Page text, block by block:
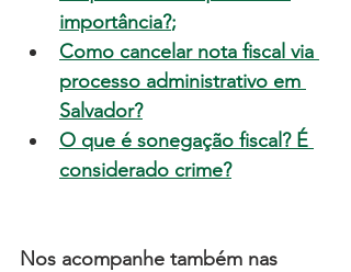
importância?;
Como cancelar nota fiscal via
processo administrativo em
Salvador?
O que é sonegação fiscal? É
considerado crime?
Nos acompanhe também nas